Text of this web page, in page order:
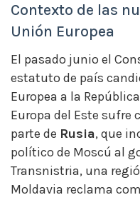
Contexto de las
Unión Europea
El pasado junio el
estatuto de país
Europea a la
Europa del Este sufre
parte de Rusia, que
político de Moscú al
Transnistria, una
Moldavia reclama